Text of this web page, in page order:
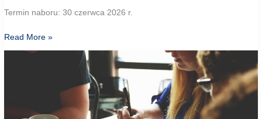
Termin naboru: 30 czerwca 2026 r.
Ruszył
nabór
Read More »